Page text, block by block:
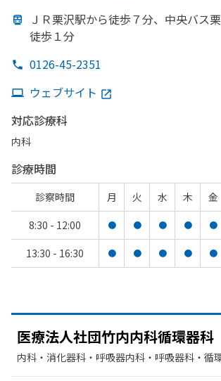
ＪＲ栗沢駅から徒歩７分、 中央バス
徒歩１分
0126-45-2351
ウェブサイト
対応診療科
内科
診療時間
診察時間 月 火 水 木 金
8:30 - 12:00
● ● ● ● ●
13:30 - 16:30 ● ● ● ● ●
医療法人社団竹内内科循環器科
内科・​消化器科・​呼吸器内科・​呼吸器科・​循